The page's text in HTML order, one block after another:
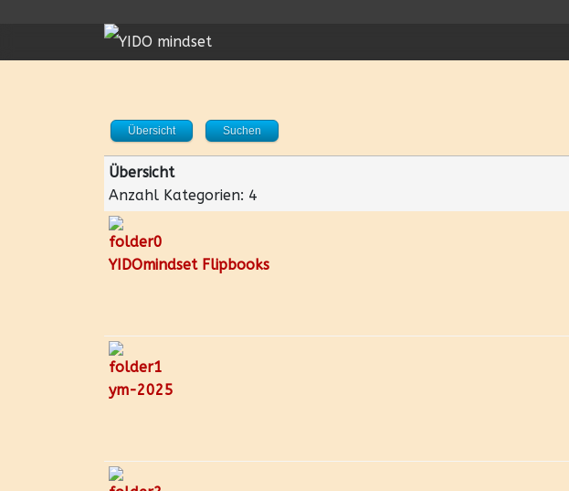
Übersicht Suchen
Übersicht
Anzahl Kategorien: 4
YIDOmindset Flipbooks
ym-2025